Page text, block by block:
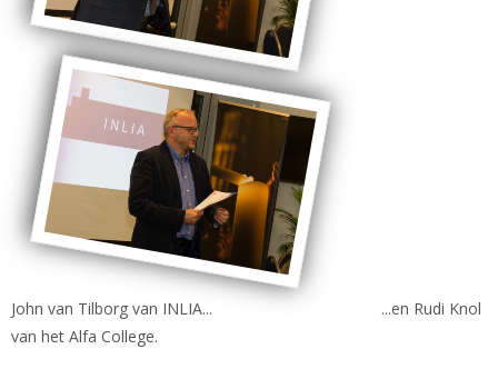
John van Tilborg van INLIA... ...en Rudi Knol
van het Alfa College.